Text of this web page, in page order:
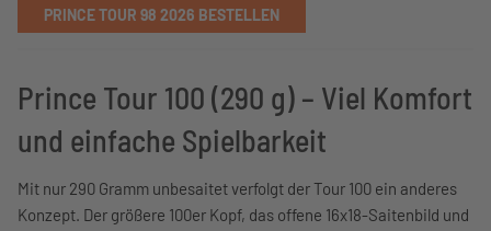
PRINCE TOUR 98 2026 BESTELLEN
Prince Tour 100 (290 g) – Viel Komfort
und einfache Spielbarkeit
Mit nur 290 Gramm unbesaitet verfolgt der Tour 100 ein anderes
Konzept. Der größere 100er Kopf, das offene 16x18-Saitenbild und